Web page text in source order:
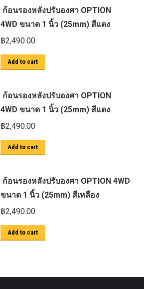
ก้อนรองหลังปรับองศา OPTION
4WD ขนาด 1 นิ้ว (25mm) สีแดง
฿2,490.00
Add to cart
ก้อนรองหลังปรับองศา OPTION
4WD ขนาด 1 นิ้ว (25mm) สีแดง
฿2,490.00
Add to cart
ก้อนรองหลังปรับองศา OPTION 4WD
ขนาด 1 นิ้ว (25mm) สีเหลือง
฿2,490.00
Add to cart